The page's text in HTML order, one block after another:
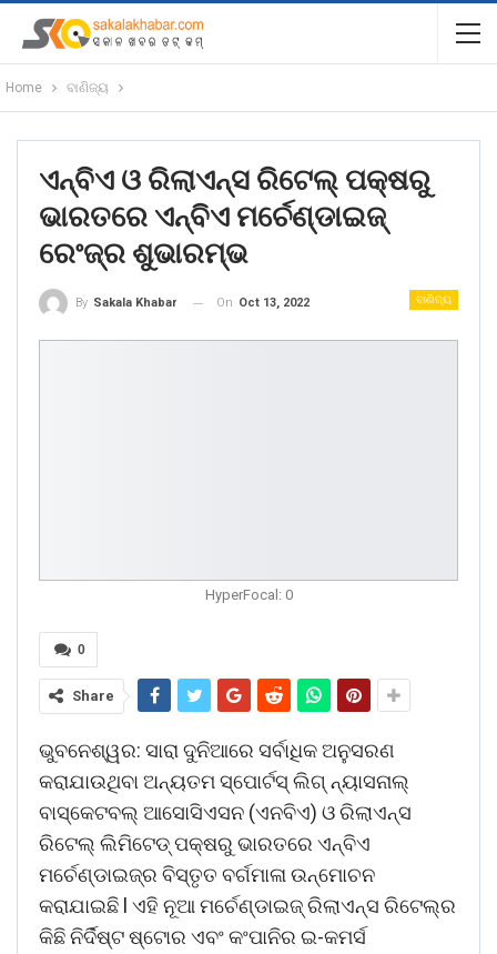
Home ବାଣିଜ୍ୟ
ଏନ୍‌ବିଏ ଓ ରିଲାଏନ୍ସ ରିଟେଲ୍ ପକ୍ଷରୁ
ଭାରତରେ ଏନ୍‌ବିଏ ମର୍ଚେଣ୍ଡାଇଜ୍
ରେଂଜ୍‌ର ଶୁଭାରମ୍ଭ
ବାଣିଜ୍ୟ
By Sakala Khabar On Oct 13, 2022
HyperFocal: 0
0
Share
ଭୁବନେଶ୍ୱର: ସାରା ଦୁନିଆରେ ସର୍ବାଧିକ ଅନୁସରଣ
କରାଯାଉଥିବା ଅନ୍ୟତମ ସ୍ପୋର୍ଟସ୍ ଲିଗ୍ ନ୍ୟାସନାଲ୍
ବାସ୍କେଟବଲ୍ ଆସୋସିଏସନ (ଏନବିଏ) ଓ ରିଲାଏନ୍ସ
ରିଟେଲ୍ ଲିମିଟେଡ୍ ପକ୍ଷରୁ ଭାରତରେ ଏନ୍‌ବିଏ
ମର୍ଚେଣ୍ଡାଇଜ୍‌ର ବିସ୍ତୃତ ବର୍ଗମାଳା ଉନ୍ମୋଚନ
କରାଯାଇଛି l ଏହି ନୂଆ ମର୍ଚେଣ୍ଡାଇଜ୍ ରିଲାଏନ୍ସ ରିଟେଲ୍‌ର
କିଛି ନିର୍ଦିଷ୍ଟ ଷ୍ଟୋର ଏବଂ କଂପାନିର ଇ-କମର୍ସ